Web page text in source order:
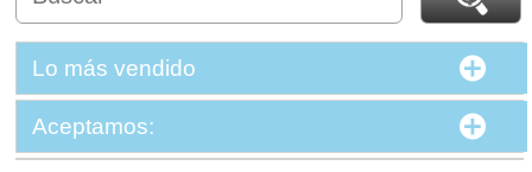
Lo más vendido
Aceptamos: